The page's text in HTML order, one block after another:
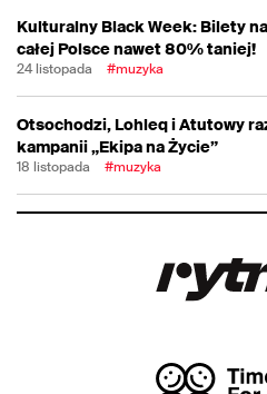
Kulturalny Black Week: Bilety
całej Polsce nawet 80% taniej!
24 listopada #muzyka
Otsochodzi, Lohleq i Atutowy
kampanii „Ekipa na Życie”
18 listopada #muzyka